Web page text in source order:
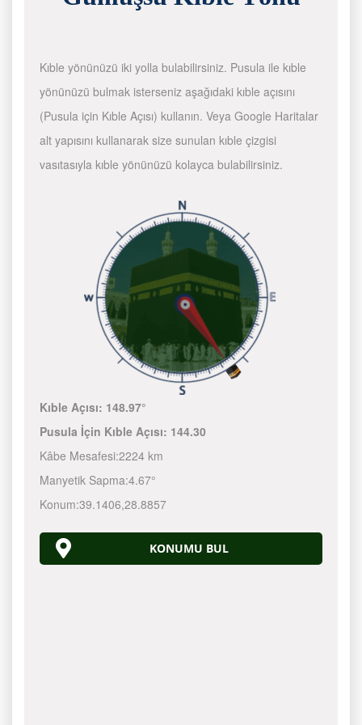
Kıble yönünüzü iki yolla bulabilirsiniz. Pusula ile kıble
yönünüzü bulmak isterseniz aşağıdaki kıble açısını
(Pusula için Kıble Açısı) kullanın. Veya Google Haritalar
alt yapısını kullanarak size sunulan kıble çizgisi
vasıtasıyla kıble yönünüzü kolayca bulabilirsiniz.
Kıble Açısı: 148.97°
Pusula İçin Kıble Açısı: 144.30
Kâbe Mesafesi:2224 km
Manyetik Sapma:4.67°
Konum:39.1406,28.8857
KONUMU BUL